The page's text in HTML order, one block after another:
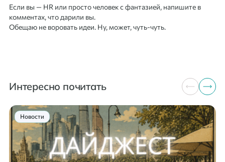
Если вы — HR или просто человек с фантазией, напишите в
комментах, что дарили вы.
Обещаю не воровать идеи. Ну, может, чуть-чуть.
Интересно почитать
Новости